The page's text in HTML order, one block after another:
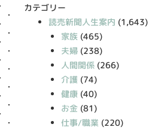
カテゴリー
読売新聞人生案内 (1,643)
家族(465)
夫婦(238)
人間関係(266)
介護 (74)
健康(40)
お金(81)
仕事/職業 (220)